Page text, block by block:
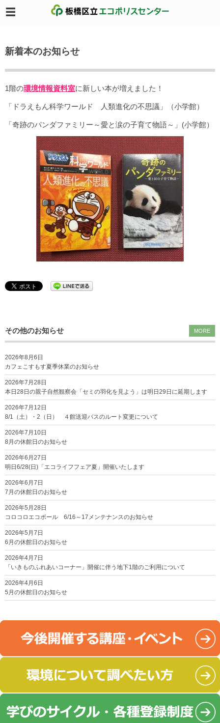
新着本のお知らせ
1階の環境情報資料室に新しい本が増えました！
「ドラえもん科学ワールド 人類進化の不思議」（小学館）
「奇跡のパンダファミリー～愛と涙の子育て物語～」(小学館）
その他のお知らせ
2026年8月6日
カフェこすもす夏季休業のお知らせ
2026年7月28日
本日28日の親子自然観察会「セミの羽化を見よう」は明日29日に延期します
2026年7月12日
8/1（土）・2（日） ４館送迎バスのルート変更について
2026年7月10日
8月の休館日のお知らせ
2026年6月27日
明日6/28(日)「エコライフフェア夏」開催いたします
2026年6月7日
7月の休館日のお知らせ
2026年5月28日
コロコロエコボール 6/16～17メンテナンスのお知らせ
2026年5月7日
6月の休館日のお知らせ
2026年4月7日
「いきものふれあいコーナー」開催に伴う地下1階のご利用について
2026年4月6日
5月の休館日のお知らせ
MORE